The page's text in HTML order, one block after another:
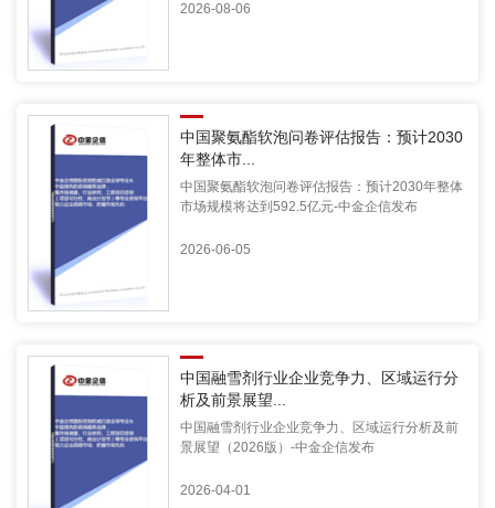
2026-08-06
中国聚氨酯软泡问卷评估报告：预计2030
年整体市...
中国聚氨酯软泡问卷评估报告：预计2030年整体
市场规模将达到592.5亿元-中金企信发布
2026-06-05
中国融雪剂行业企业竞争力、区域运行分
析及前景展望...
中国融雪剂行业企业竞争力、区域运行分析及前
景展望（2026版）-中金企信发布
2026-04-01